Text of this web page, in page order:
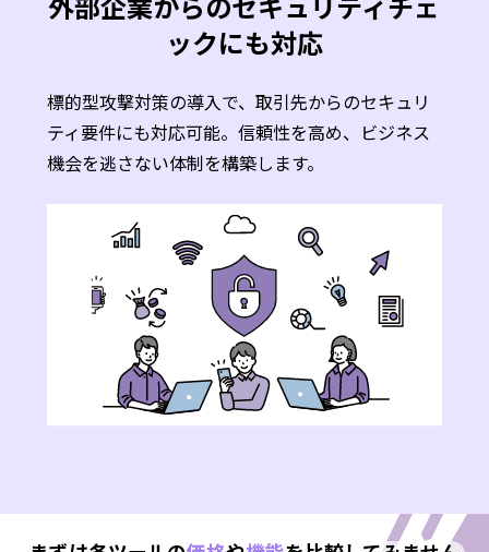
ックにも対応
標的型攻撃対策の導入で、取引先からのセキュリ
ティ要件にも対応可能。信頼性を高め、ビジネス
機会を逃さない体制を構築します。